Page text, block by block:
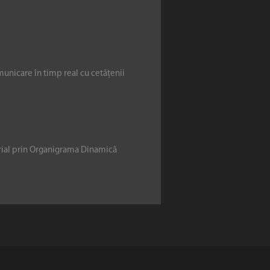
în timp real cu cetățenii
prin Organigrama Dinamică